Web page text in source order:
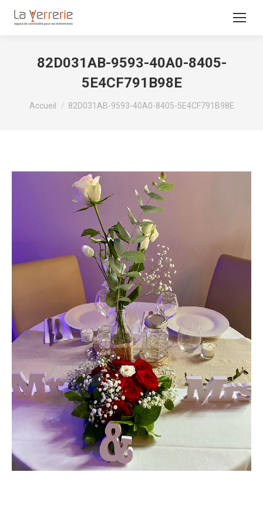
82D031AB-9593-40A0-8405-
5E4CF791B98E
Vous êtes ici :
Accueil 82D031AB-9593-40A0-8405-5E4CF791B98E